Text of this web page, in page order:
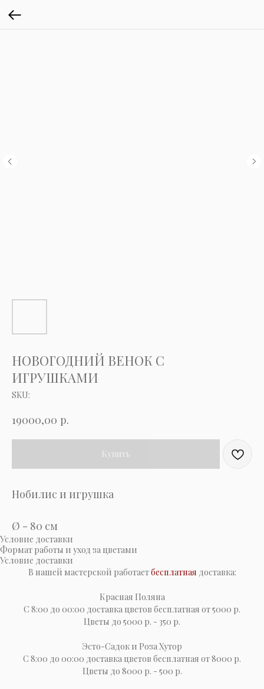
НОВОГОДНИЙ ВЕНОК С
ИГРУШКАМИ
SKU:
19000,00 р.
Купить
Нобилис и игрушка
Ø - 80 см
Условие доставки
Формат работы и уход за цветами
Условие доставки
В нашей мастерской работаетбесплатная доставка:
Красная Поляна
С 8:00 до 00:00 доставка цветов бесплатная от 5000 р.
Цветы до 5000 р. - 350 р.
Эсто-Cадок и Роза Хутор
С 8:00 до 00:00 доставка цветов бесплатная от 8000 р.
Цветы до 8000 р. - 500 р.